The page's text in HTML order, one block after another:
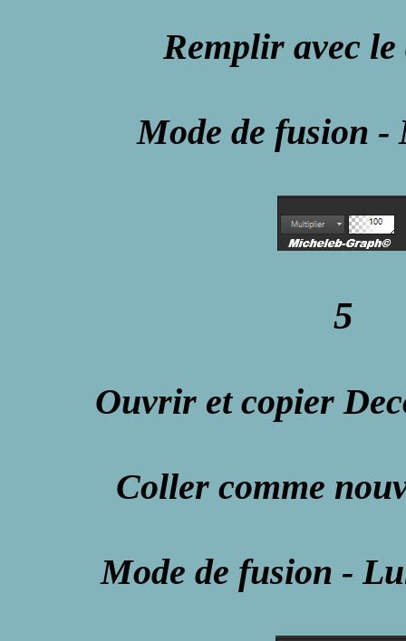
Remplir avec le
Mode de fusion
5
Ouvrir et copier
Coller comme
Mode de fusion -